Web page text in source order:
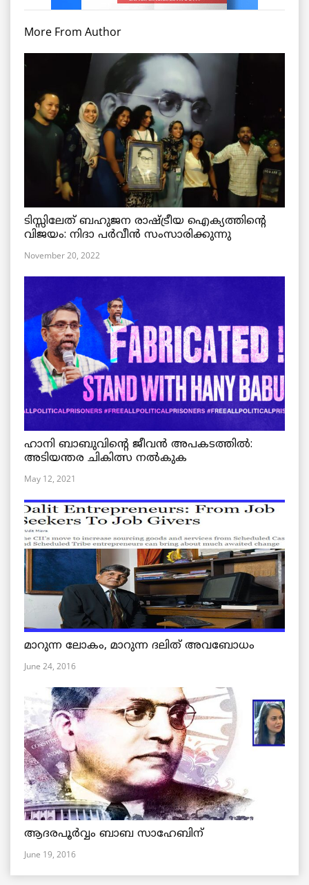
More From Author
ടിസ്സിലേത് ബഹുജന രാഷ്ട്രീയ ഐക്യത്തിന്റെ
വിജയം: നിദാ പർവീൻ സംസാരിക്കുന്നു
November 20, 2022
ഹാനി ബാബുവിന്റെ ജീവൻ അപകടത്തിൽ:
അടിയന്തര ചികിത്സ നൽകുക
May 12, 2021
മാറുന്ന ലോകം, മാറുന്ന ദലിത് അവബോധം
June 24, 2016
ആദരപൂര്‍വ്വം ബാബ സാഹേബിന്
June 19, 2016